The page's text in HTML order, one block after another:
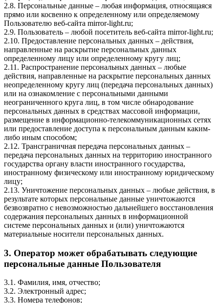
2.8. Персональные данные – любая информация, относящаяся
прямо или косвенно к определенному или определяемому
Пользователю веб-сайта mirror-light.ru;
2.9. Пользователь – любой посетитель веб-сайта mirror-light.ru;
2.10. Предоставление персональных данных – действия,
направленные на раскрытие персональных данных
определенному лицу или определенному кругу лиц;
2.11. Распространение персональных данных – любые
действия, направленные на раскрытие персональных данных
неопределенному кругу лиц (передача персональных данных)
или на ознакомление с персональными данными
неограниченного круга лиц, в том числе обнародование
персональных данных в средствах массовой информации,
размещение в информационно-телекоммуникационных сетях
или предоставление доступа к персональным данным каким-
либо иным способом;
2.12. Трансграничная передача персональных данных –
передача персональных данных на территорию иностранного
государства органу власти иностранного государства,
иностранному физическому или иностранному юридическому
лицу;
2.13. Уничтожение персональных данных – любые действия, в
результате которых персональные данные уничтожаются
безвозвратно с невозможностью дальнейшего восстановления
содержания персональных данных в информационной
системе персональных данных и (или) уничтожаются
материальные носители персональных данных.
3. Оператор может обрабатывать следующие
персональные данные Пользователя
3.1. Фамилия, имя, отчество;
3.2. Электронный адрес;
3.3. Номера телефонов;